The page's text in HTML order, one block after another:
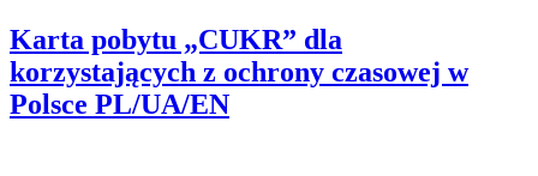
Karta pobytu „CUKR” dla
korzystających z ochrony czasowej w
Polsce PL/UA/EN